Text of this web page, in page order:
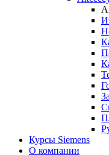
Курсы Siemens
О компании